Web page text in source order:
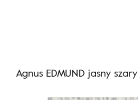
Agnus EDMUND jasny szary